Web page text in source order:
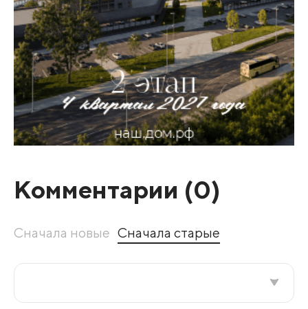
Комментарии (0)
Сначала новые Сначала старые